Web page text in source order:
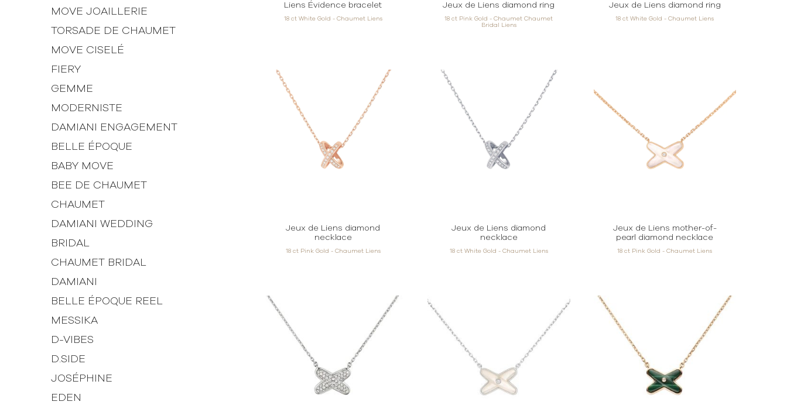
Liens Évidence bracelet
18 ct White Gold - Chaumet Liens
Jeux de Liens diamond ring
18 ct Pink Gold - Chaumet Chaumet
Bridal Liens
Jeux de Liens diamond ring
18 ct White Gold - Chaumet Liens
Jeux de Liens diamond
necklace
18 ct Pink Gold - Chaumet Liens
Jeux de Liens diamond
necklace
18 ct White Gold - Chaumet Liens
Jeux de Liens mother-of-
pearl diamond necklace
18 ct Pink Gold - Chaumet Liens
MOVE JOAILLERIE
TORSADE DE CHAUMET
MOVE CISELÉ
FIERY
GEMME
MODERNISTE
DAMIANI ENGAGEMENT
BELLE ÉPOQUE
BABY MOVE
BEE DE CHAUMET
CHAUMET
DAMIANI WEDDING
BRIDAL
CHAUMET BRIDAL
DAMIANI
BELLE ÉPOQUE REEL
MESSIKA
D-VIBES
D.SIDE
JOSÉPHINE
EDEN